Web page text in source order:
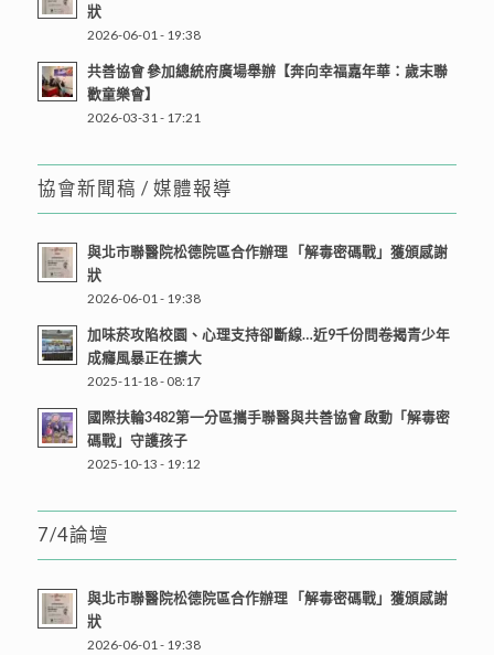
狀
2026-06-01 - 19:38
共善協會 參加總統府廣場舉辦【奔向幸福嘉年華：歲末聯
歡童樂會】
2026-03-31 - 17:21
協會新聞稿 / 媒體報導
與北市聯醫院松德院區合作辦理 「解毒密碼戰」獲頒感謝
狀
2026-06-01 - 19:38
加味菸攻陷校園、心理支持卻斷線…近9千份問卷揭青少年
成癮風暴正在擴大
2025-11-18 - 08:17
國際扶輪3482第一分區攜手聯醫與共善協會 啟動「解毒密
碼戰」守護孩子
2025-10-13 - 19:12
7/4論壇
與北市聯醫院松德院區合作辦理 「解毒密碼戰」獲頒感謝
狀
2026-06-01 - 19:38